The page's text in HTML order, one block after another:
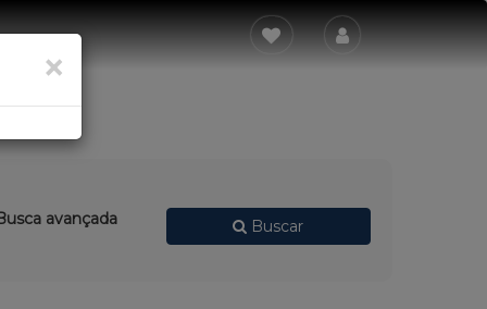
avançada Buscar
×